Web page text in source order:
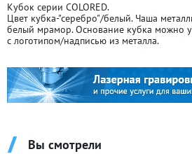
Кубок серии COLORED.
Цвет кубка-"серебро"/белый. Чаша
белый мрамор. Основание кубка можно
с логотипом/надписью из металла.
Вы смотрели